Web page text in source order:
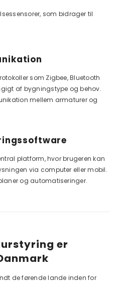
som bidrager til
som Zigbee, Bluetooth
af bygningstype og behov.
mellem armaturer og
platform, hvor brugeren kan
via computer eller mobil.
og automatiseringer.
er
de førende lande inden for